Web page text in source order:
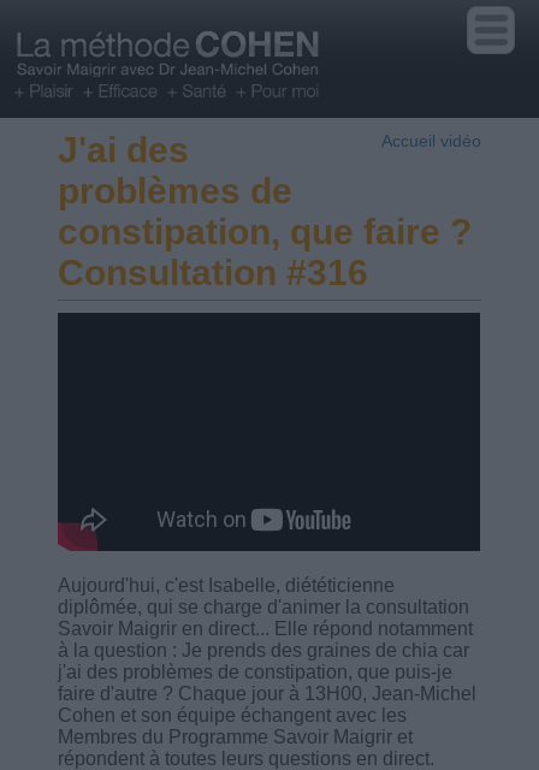
Accueil vidéo
J'ai des
problèmes de
constipation, que faire ?
Consultation #316
Aujourd'hui, c'est Isabelle, diététicienne
diplômée, qui se charge d'animer la consultation
Savoir Maigrir en direct... Elle répond notamment
à la question : Je prends des graines de chia car
j'ai des problèmes de constipation, que puis-je
faire d'autre ? Chaque jour à 13H00, Jean-Michel
Cohen et son équipe échangent avec les
Membres du Programme Savoir Maigrir et
répondent à toutes leurs questions en direct.